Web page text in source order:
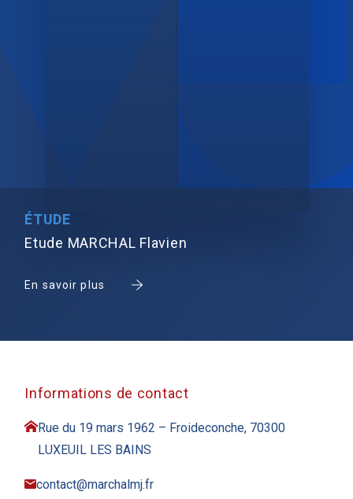
ÉTUDE
Etude MARCHAL Flavien
En savoir plus
Informations de contact
Rue du 19 mars 1962 – Froideconche, 70300
LUXEUIL LES BAINS
contact@marchalmj.fr